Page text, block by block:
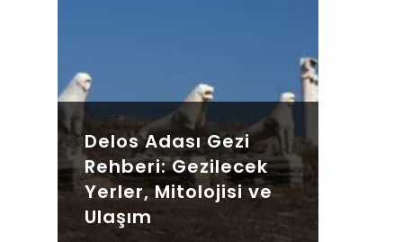
Delos Adası Gezi
Rehberi: Gezilecek
Yerler, Mitolojisi ve
Ulaşım